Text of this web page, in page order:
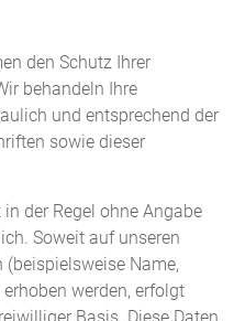
den Schutz Ihrer
behandeln Ihre
und entsprechend der
sowie dieser
der Regel ohne Angabe
Soweit auf unseren
(beispielsweise Name,
werden, erfolgt